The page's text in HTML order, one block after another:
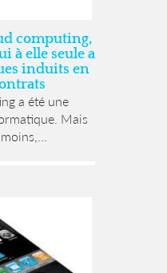
computing,
à elle seule a
induits en
a été une
Mais